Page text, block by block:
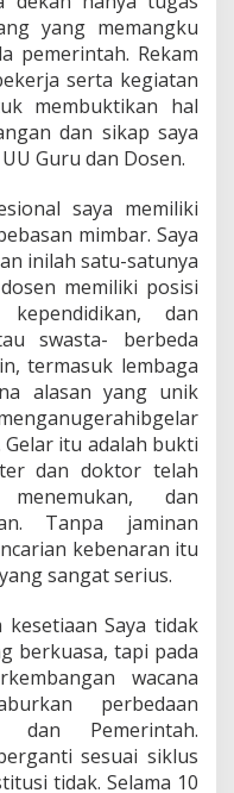
yang memangku
pemerintah. Rekam
serta kegiatan
membuktikan hal
dan sikap saya
Guru dan Dosen.
saya memiliki
mimbar. Saya
inilah satu-satunya
memiliki posisi
dan
swasta- berbeda
termasuk lembaga
alasan yang unik
itu adalah bukti
dan doktor telah
dan
Tanpa jaminan
kebenaran itu
sangat serius.
kesetiaan Saya tidak
berkuasa, tapi pada
wacana
perbedaan
dan Pemerintah.
sesuai siklus
tidak. Selama 10